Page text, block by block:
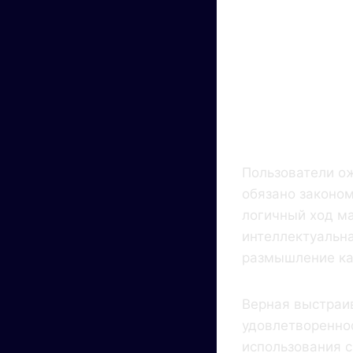
Пользователи
обязано
логичный ход
размышление
Верная
использования